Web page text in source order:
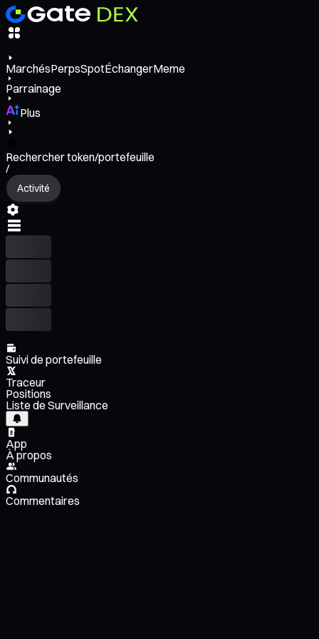
MarchésPerpsSpotÉchangerMeme
Parrainage
Plus
Rechercher token/portefeuille
/
Activité
Suivi de portefeuille
Traceur
Positions
Liste de Surveillance
App
À propos
Communautés
Commentaires